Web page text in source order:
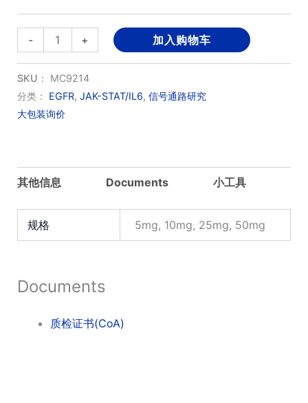
-
Tuxobertinib
数
量
+ 加入购物车
SKU： MC9214
分类： EGFR, JAK-STAT/IL6, 信号通路研究
大包装询价
其他信息 Documents 小工具
规格 5mg, 10mg, 25mg, 50mg
Documents
质检证书(CoA)